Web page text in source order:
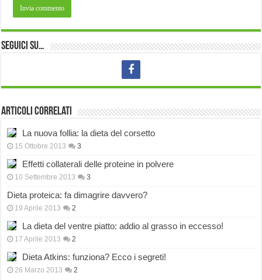
Seguici su…
Articoli correlati
La nuova follia: la dieta del corsetto
15 Ottobre 2013 3
Effetti collaterali delle proteine in polvere
10 Settembre 2013 3
Dieta proteica: fa dimagrire davvero?
19 Aprile 2013 2
La dieta del ventre piatto: addio al grasso in eccesso!
17 Aprile 2013 2
Dieta Atkins: funziona? Ecco i segreti!
26 Marzo 2013 2